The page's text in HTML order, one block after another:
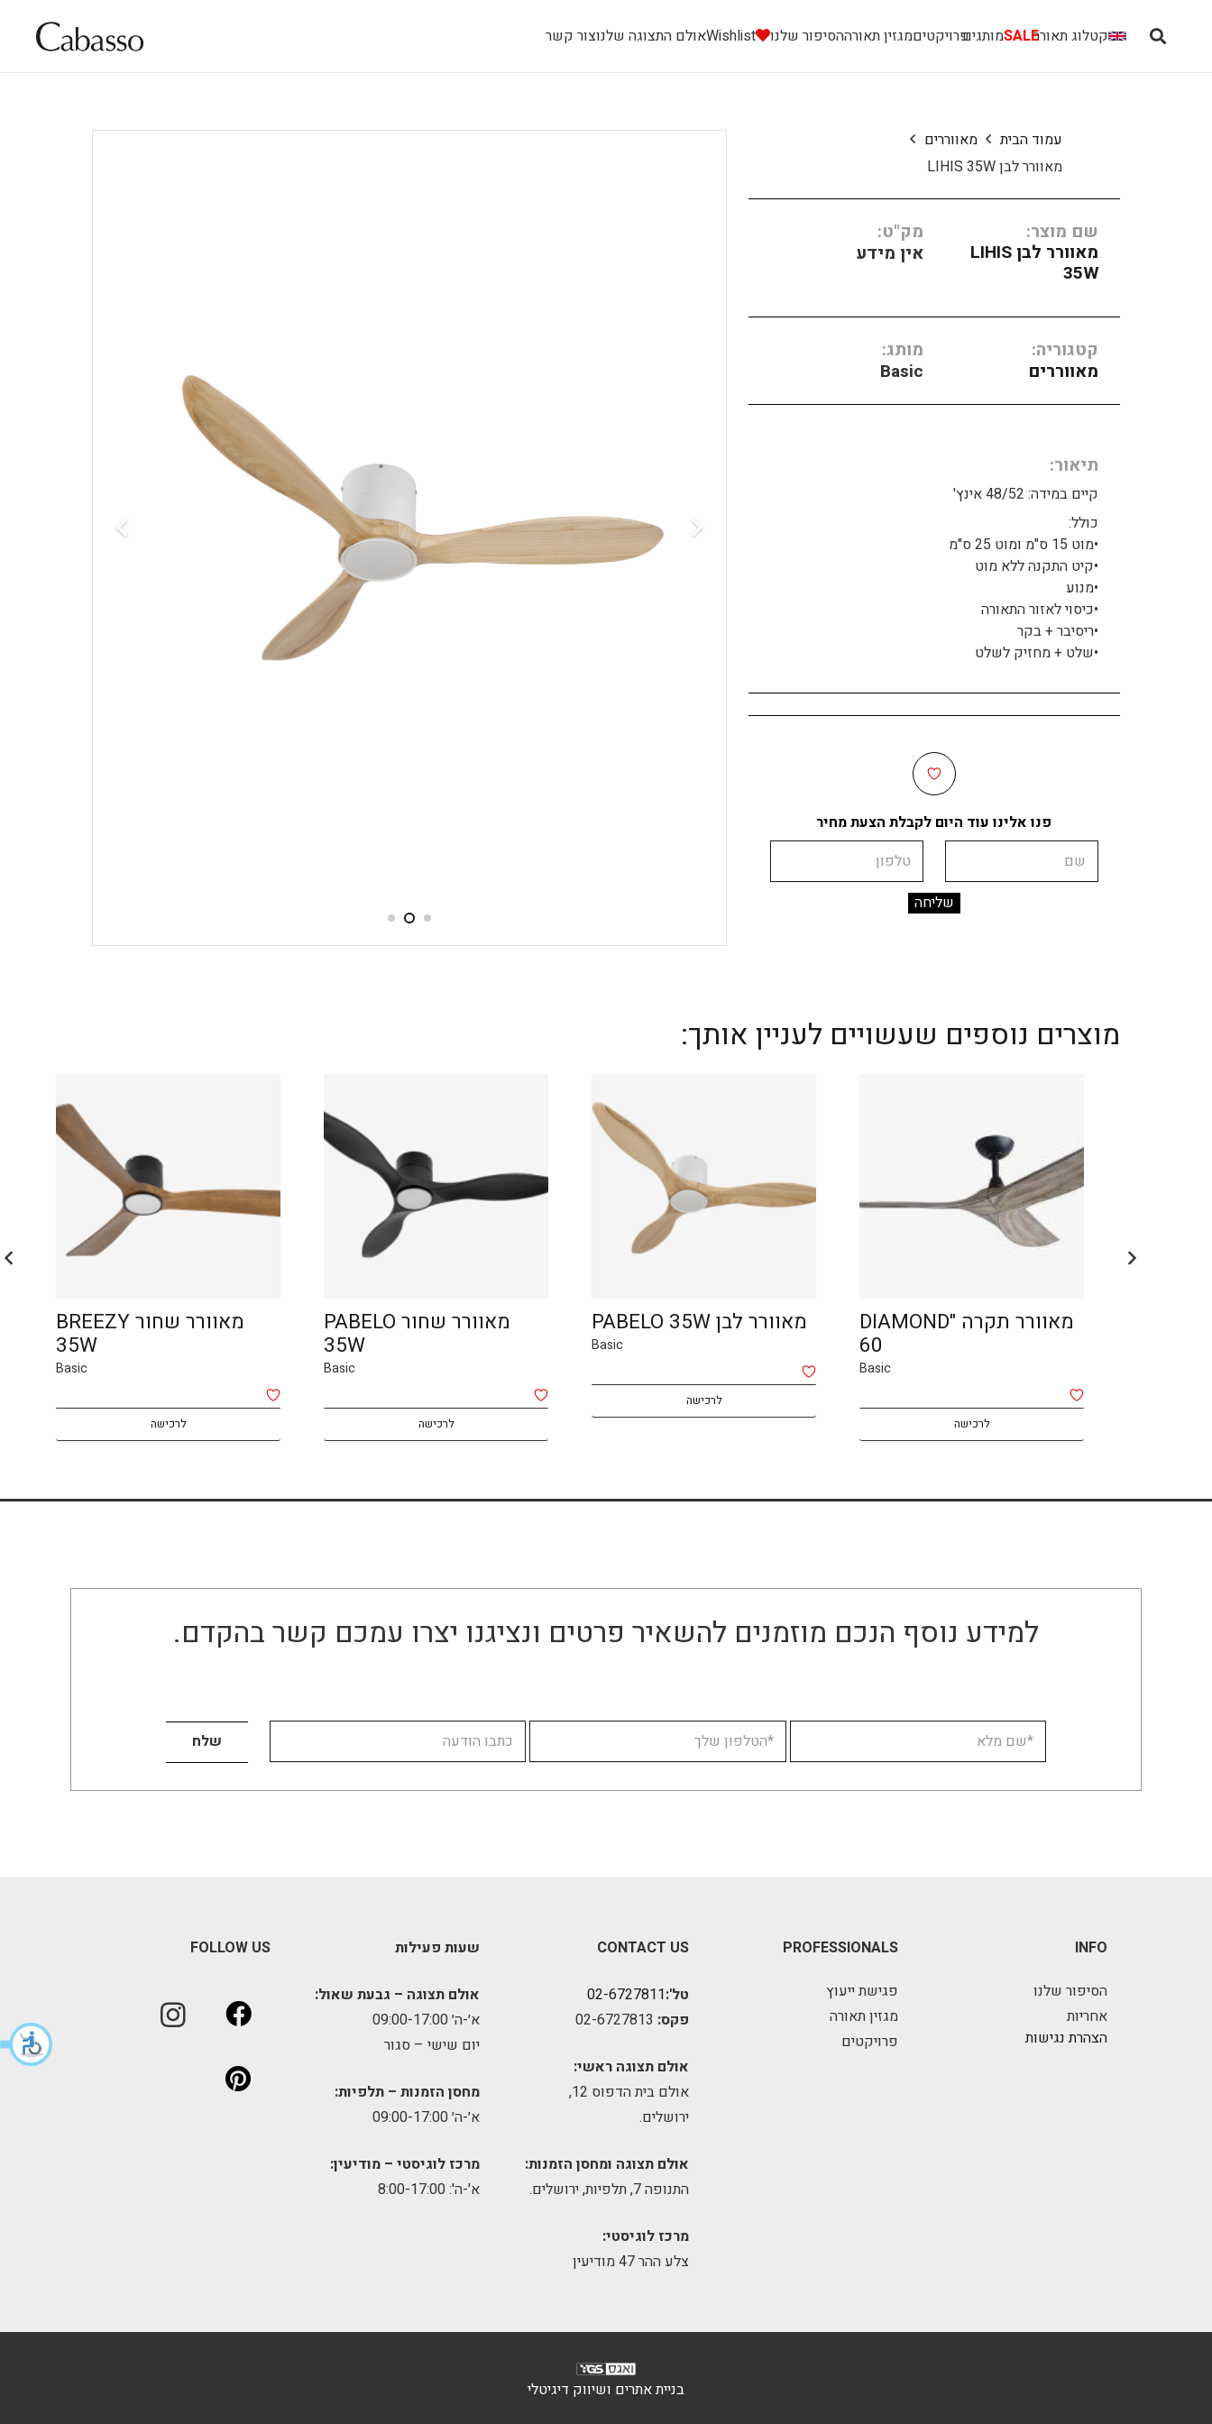
קטלוג תאורהSALEמותגיםפרויקטיםמגזין תאורההסיפור שלנו Wishlistאולם התצוגה שלנוצור קשר
עמוד הבית
מאווררים
מאוורר לבן LIHIS 35W
שם מוצר:
מאוורר לבן LIHIS
35W
מק"ט:
אין מידע
קטגוריה:
מאווררים
מותג:
Basic
תיאור
קיים במידה: 48/52 אינץ'
כולל:
•מוט 15 ס"מ ומוט 25 ס"מ
•קיט התקנה ללא מוט
•מנוע
•כיסוי לאזור התאורה
•ריסיבר + בקר
•שלט + מחזיק לשלט
פנו אלינו עוד היום לקבלת הצעת מחיר
מוצרים נוספים שעשויים לעניין אותך:
מאוורר תקרה "DIAMOND
60
Basic
לרכישה
מאוורר לבן PABELO 35W
Basic
לרכישה
מאוורר שחור PABELO
35W
Basic
לרכישה
מאוורר שחור BREEZY
35W
Basic
לרכישה
למידע נוסף הנכם מוזמנים להשאיר פרטים ונציגנו יצרו עמכם קשר בהקדם.
INFO
הסיפור שלנו
אחריות
הצהרת נגישות
PROFESSIONALS
פגישת ייעוץ
מגזין תאורה
פרויקטים
CONTACT US
טל':02-6727811
פקס:
אולם תצוגה ראשי:
אולם בית הדפוס 12,
ירושלים.
אולם תצוגה ומחסן הזמנות:
התנופה 7, תלפיות, ירושלים.
מרכז לוגיסטי:
צלע ההר 47 מודיעין
שעות פעילות
אולם תצוגה – גבעת שאול:
א׳-ה׳ 09:00-17:00
יום שישי – סגור
מחסן הזמנות – תלפיות:
א׳-ה׳ 09:00-17:00
מרכז לוגיסטי – מודיעין:
א'-ה': 8:00-17:00
FOLLOW US
בניית אתרים ושיווק דיגיטלי